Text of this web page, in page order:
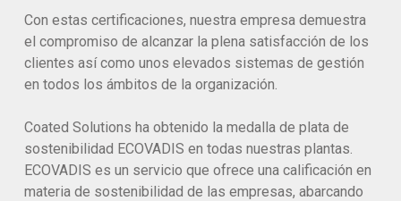
Con estas certificaciones, nuestra empresa demuestra
el compromiso de alcanzar la plena satisfacción de los
clientes así como unos elevados sistemas de gestión
en todos los ámbitos de la organización.
Coated Solutions ha obtenido la medalla de plata de
sostenibilidad ECOVADIS en todas nuestras plantas.
ECOVADIS es un servicio que ofrece una calificación en
materia de sostenibilidad de las empresas, abarcando